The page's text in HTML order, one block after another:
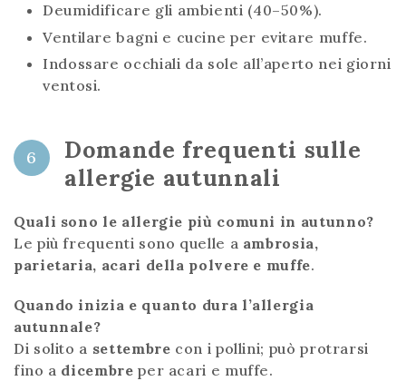
Deumidificare gli ambienti (40–50%).
Ventilare bagni e cucine per evitare muffe.
Indossare occhiali da sole all’aperto nei giorni
ventosi.
6
Domande frequenti sulle
allergie autunnali
Quali sono le allergie più comuni in autunno?
Le più frequenti sono quelle a ambrosia,
parietaria, acari della polvere e muffe.
Quando inizia e quanto dura l’allergia
autunnale?
Di solito a settembre con i pollini; può protrarsi
fino a dicembre per acari e muffe.